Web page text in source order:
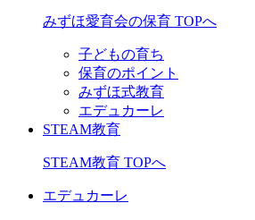
みずほ愛育会の保育 TOPへ
子どもの育ち
保育のポイント
みずほ式教育
エデュカーレ
STEAM教育
STEAM教育 TOPへ
エデュカーレ